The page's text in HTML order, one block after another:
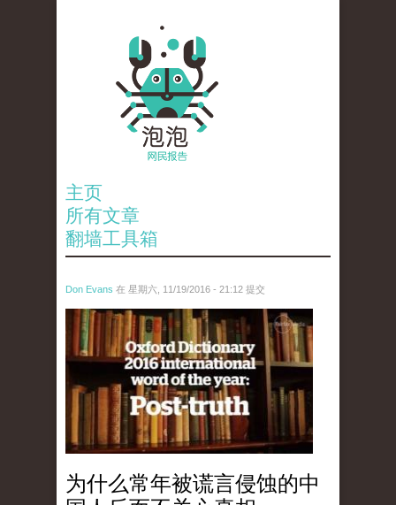
主页
所有文章
翻墙工具箱
Don Evans 在 星期六, 11/19/2016 - 21:12 提交
tou_.jpg
为什么常年被谎言侵蚀的中